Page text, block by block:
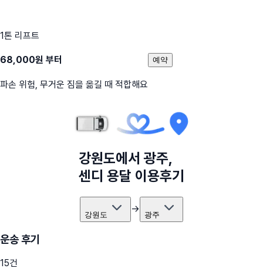
1톤 리프트
68,000원 부터
파손 위험, 무거운 짐을 옮길 때 적합해요
예약
강원도에서광주,
센디 용달 이용후기
강원도 → 광주
운송 후기
15건